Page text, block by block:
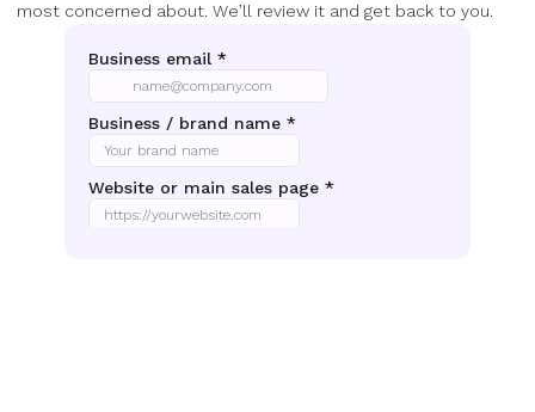
most concerned about. We’ll review it and get back to you.